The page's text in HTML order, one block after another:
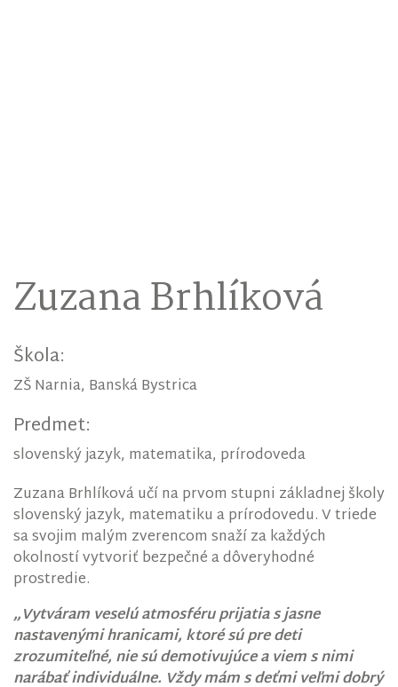
Zuzana Brhlíková
Škola:
ZŠ Narnia, Banská Bystrica
Predmet:
slovenský jazyk, matematika, prírodoveda
Zuzana Brhlíková učí na prvom stupni základnej školy
slovenský jazyk, matematiku a prírodovedu. V triede
sa svojim malým zverencom snaží za každých
okolností vytvoriť bezpečné a dôveryhodné
prostredie.
„Vytváram veselú atmosféru prijatia s jasne
nastavenými hranicami, ktoré sú pre deti
zrozumiteľné, nie sú demotivujúce a viem s nimi
narábať individuálne. Vždy mám s deťmi veľmi dobrý